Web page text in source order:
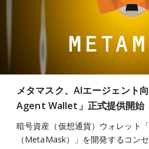
メタマスク、AIエージェント
Agent Wallet」正式提供開始
暗号資産（仮想通貨）ウォレット
（MetaMask）」を開発するコン